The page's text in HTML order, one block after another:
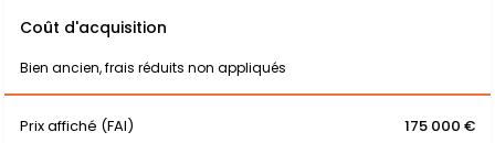
Coût d'acquisition
Bien ancien, frais réduits non appliqués
Prix affiché (FAI) 175 000 €